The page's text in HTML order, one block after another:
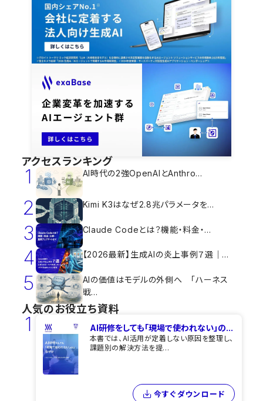
アクセスランキング
1 AI時代の2強OpenAIとAnthro...
2 Kimi K3はなぜ2.8兆パラメータを...
3 Claude Codeとは？機能・料金・...
4 【2026最新】生成AIの炎上事例７選｜...
5
AIの価値はモデルの外側へ 「ハーネス
戦...
人気のお役立ち資料
1 AI研修をしても​「現場で使われない」の...
本書では、AI活用が定着しない原因を整理し、
課題別の解決方法を提...
今すぐダウンロード